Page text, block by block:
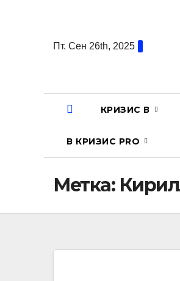
содержаниюПт. Сен 26th, 2025
КРИЗИС В
В КРИЗИС PRO
Метка: